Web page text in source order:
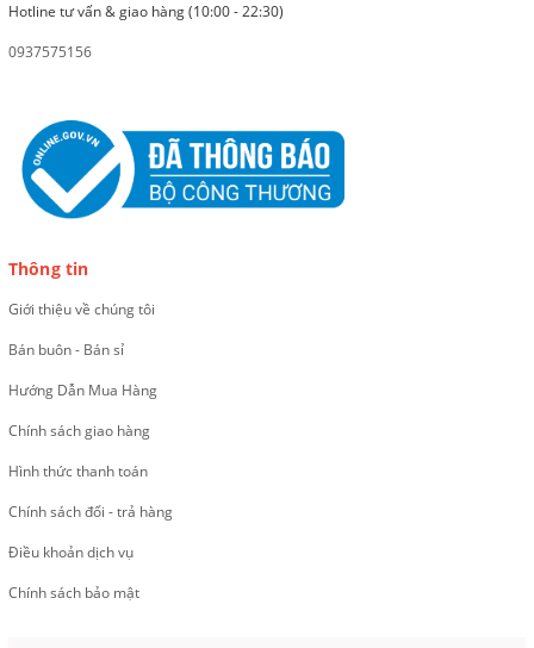
Hotline tư vấn & giao hàng (10:00 - 22:30)
0937575156
Thông tin
Giới thiệu về chúng tôi
Bán buôn - Bán sỉ
Hướng Dẫn Mua Hàng
Chính sách giao hàng
Hình thức thanh toán
Chính sách đổi - trả hàng
Điều khoản dịch vụ
Chính sách bảo mật